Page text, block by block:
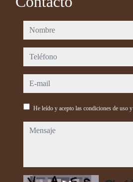
nombre
teléfono
e-mail
He leído y acepto las condiciones de uso y
mensaje